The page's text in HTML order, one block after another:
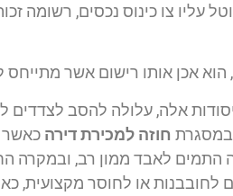
צו כינוס נכסים, רשומה
הוא אכן אותו רישום אשר
אלה, עלולה להסב לצדדים
במסגרת חוזה למכירת דירה כאשר
התמים לאבד ממון רב, ובמקרה
לחובבנות או לחוסר מקצועית,